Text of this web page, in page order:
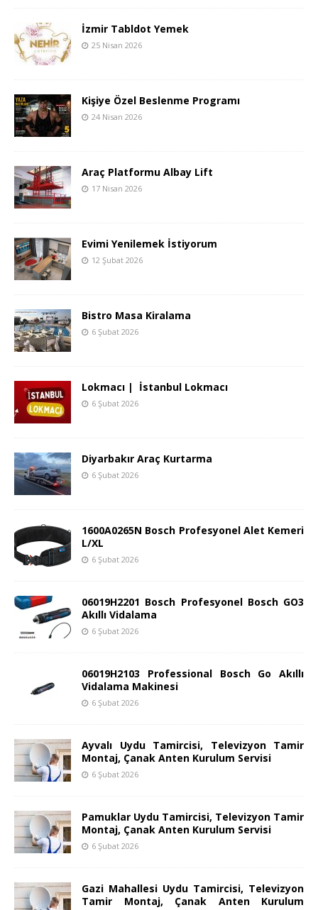
İzmir Tabldot Yemek
25 Nisan 2026
Kişiye Özel Beslenme Programı
24 Nisan 2026
Araç Platformu Albay Lift
17 Nisan 2026
Evimi Yenilemek İstiyorum
12 Şubat 2026
Bistro Masa Kiralama
6 Şubat 2026
Lokmacı | İstanbul Lokmacı
6 Şubat 2026
Diyarbakır Araç Kurtarma
6 Şubat 2026
1600A0265N Bosch Profesyonel Alet Kemeri
L/XL
6 Şubat 2026
06019H2201 Bosch Profesyonel Bosch GO3
Akıllı Vidalama
6 Şubat 2026
06019H2103 Professional Bosch Go Akıllı
Vidalama Makinesi
6 Şubat 2026
Ayvalı Uydu Tamircisi, Televizyon Tamir
Montaj, Çanak Anten Kurulum Servisi
6 Şubat 2026
Pamuklar Uydu Tamircisi, Televizyon Tamir
Montaj, Çanak Anten Kurulum Servisi
6 Şubat 2026
Gazi Mahallesi Uydu Tamircisi, Televizyon
Tamir Montaj, Çanak Anten Kurulum